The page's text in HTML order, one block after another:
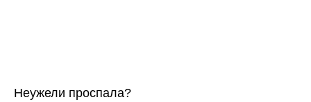
Неужели проспала?